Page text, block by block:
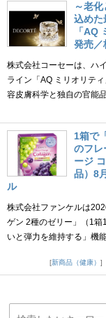
～老
込め
「AQ
発売／
株式会社コーセーは、ハ
ライン「AQ ミリオリテ
容皮膚科学と独自の官能
1箱で
のフレ
ージ
品）8
ル
株式会社ファンケルは
ゲン 2種のゼリー」（1
いと弾力を維持する」
新商品（健康）